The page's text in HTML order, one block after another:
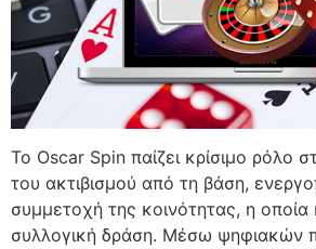
Το Oscar Spin παίζει κρίσιμο ρόλο
του ακτιβισμού από τη βάση,
συμμετοχή της κοινότητας, η οποία
συλλογική δράση. Μέσω ψηφιακών